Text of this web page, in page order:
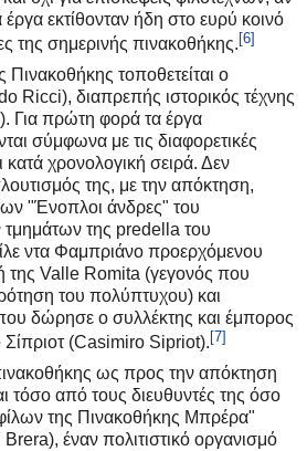
εκτίθονταν ήδη στο ευρύ κοινό
της σημερινής πινακοθήκης.[6]
Πινακοθήκης τοποθετείται ο
Ricci), διαπρεπής ιστορικός τέχνης
Για πρώτη φορά τα έργα
σύμφωνα με τις διαφορετικές
χρονολογική σειρά. Δεν
της, με την απόκτηση,
"Ένοπλοι άνδρες" του
της predella του
ντα Φαμπριάνο προερχόμενου
της Valle Romita (γεγονός που
του πολύπτυχου) και
δώρησε ο συλλέκτης και έμπορος
Σίπριοτ (Casimiro Sipriot). [7]
ως προς την απόκτηση
τόσο από τους διευθυντές της όσο
της Πινακοθήκης Μπρέρα"
έναν πολιτιστικό οργανισμό